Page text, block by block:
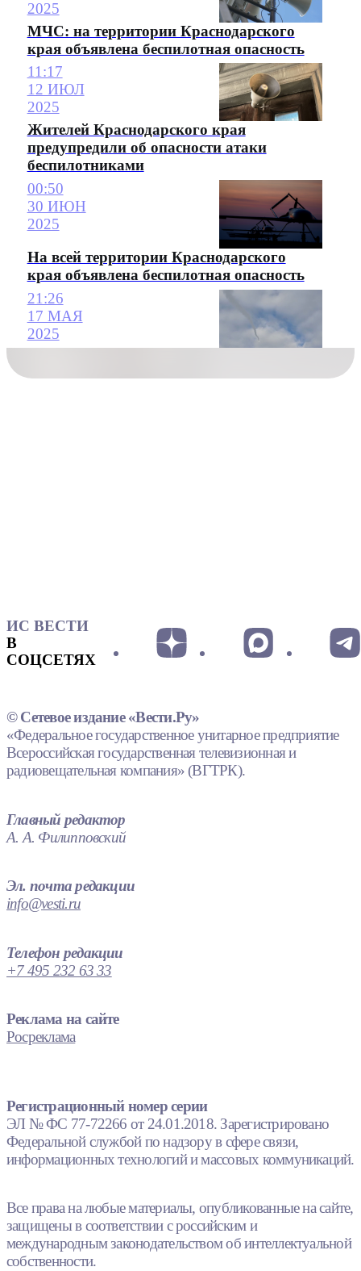
2025
МЧС: на территории Краснодарского
края объявлена беспилотная опасность
11:17
12 ИЮЛ
2025
Жителей Краснодарского края
предупредили об опасности атаки
беспилотниками
00:50
30 ИЮН
2025
На всей территории Краснодарского
края объявлена беспилотная опасность
21:26
17 МАЯ
2025
ИС ВЕСТИ
В
СОЦСЕТЯХ
© Сетевое издание «Вести.Ру»
«Федеральное государственное унитарное предприятие
Всероссийская государственная телевизионная и
радиовещательная компания» (ВГТРК).
Главный редактор
А. А. Филипповский
Эл. почта редакции
info@vesti.ru
Телефон редакции
+7 495 232 63 33
Реклама на сайте
Росреклама
Регистрационный номер серии
ЭЛ № ФС 77-72266 от 24.01.2018. Зарегистрировано
Федеральной службой по надзору в сфере связи,
информационных технологий и массовых коммуникаций.
Все права на любые материалы, опубликованные на сайте,
защищены в соответствии с российским и
международным законодательством об интеллектуальной
собственности.